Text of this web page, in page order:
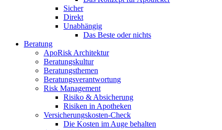
Sicher
Direkt
Unabhängig
Das Beste oder nichts
Beratung
ApoRisk Architektur
Beratungskultur
Beratungsthemen
Beratungsverantwortung
Risk Management
Risiko & Absicherung
Risiken in Apotheken
Versicherungskosten-Check
Die Kosten im Auge behalten